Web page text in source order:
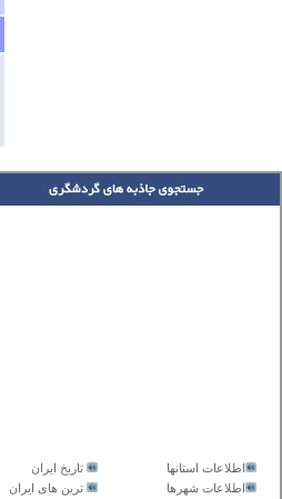
تاریخ ایران
اطلاعات استانها
ترین های ایران
اطلاعات شهرها